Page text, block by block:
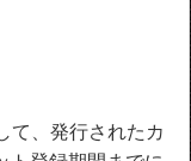
て、発行されたカ